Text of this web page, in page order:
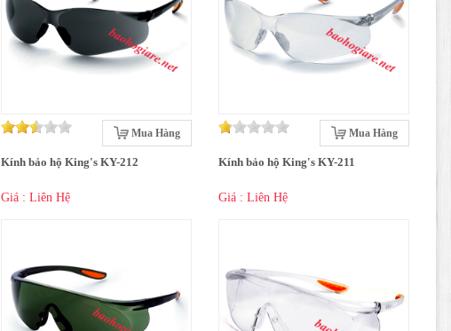
Mua Hàng
Kính bảo hộ King's KY-212
Giá : Liên Hệ
Mua Hàng
Kính bảo hộ King's KY-211
Giá : Liên Hệ